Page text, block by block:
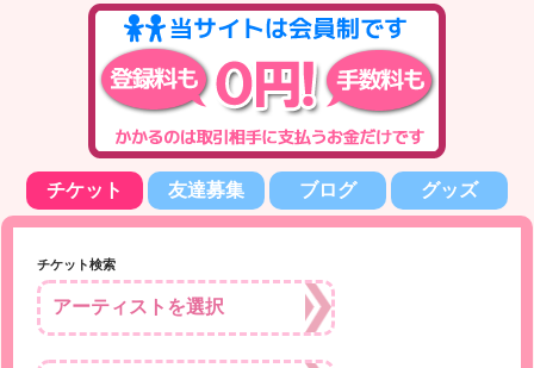
チケット 友達募集 ブログ グッズ
チケット検索